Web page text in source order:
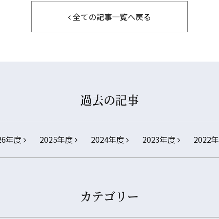
全ての記事一覧へ戻る
過去の記事
年度 2025年度 2024年度 2023年度 2022
カテゴリー